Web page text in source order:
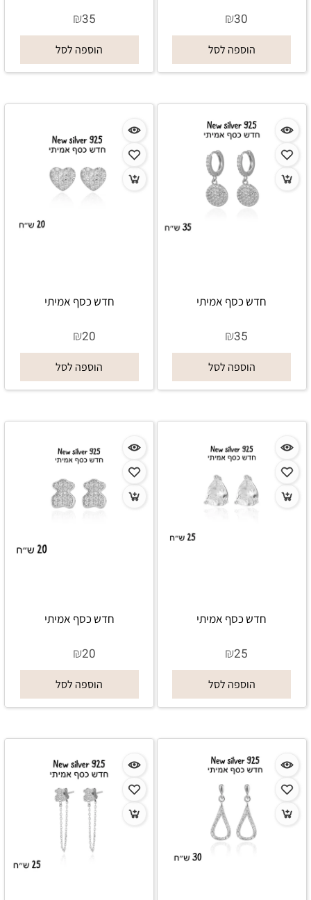
₪30
הוספה לסל
₪35
הוספה לסל
חדש כסף אמיתי
₪35
הוספה לסל
חדש כסף אמיתי
₪20
הוספה לסל
חדש כסף אמיתי
₪25
הוספה לסל
חדש כסף אמיתי
₪20
הוספה לסל